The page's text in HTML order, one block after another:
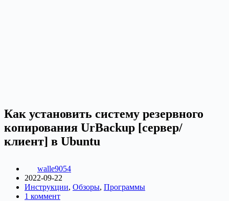
Как установить систему резервного
копирования UrBackup [сервер/
клиент] в Ubuntu
walle9054
2022-09-22
Инструкции, Обзоры, Программы
1 коммент